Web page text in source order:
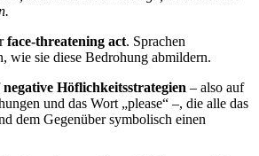
face-threatening act. Sprachen
wie sie diese Bedrohung abmildern.
negative Höflichkeitsstrategien – also auf
und das Wort „please“ –, die alle das
dem Gegenüber symbolisch einen